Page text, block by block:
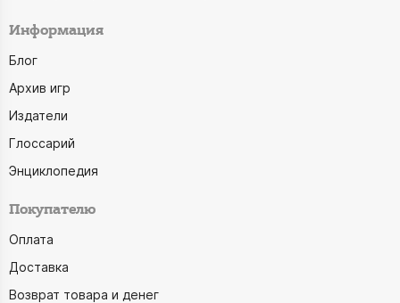
Информация
Блог
Архив игр
Издатели
Глоссарий
Энциклопедия
Покупателю
Оплата
Доставка
Возврат товара и денег